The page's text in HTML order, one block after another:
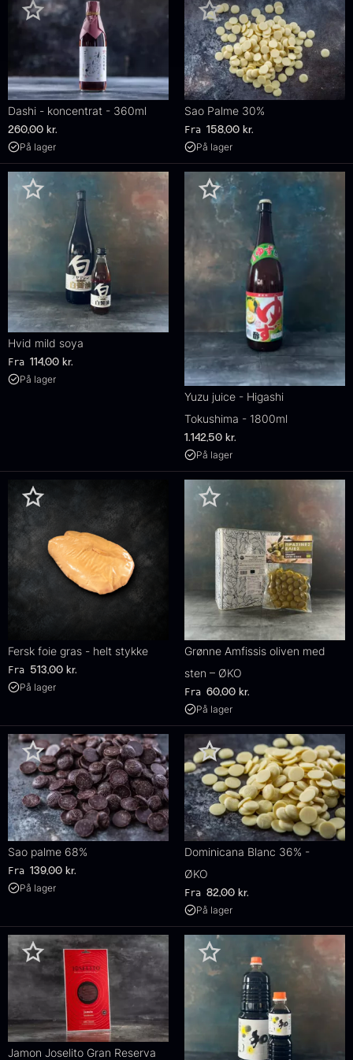
Dashi - koncentrat - 360ml
260,00 kr.
På lager
Sao Palme 30%
Fra 158,00 kr.
På lager
Hvid mild soya
Fra 114,00 kr.
På lager
Yuzu juice - Higashi
Tokushima - 1800ml
1.142,50 kr.
På lager
Fersk foie gras - helt stykke
Fra 513,00 kr.
På lager
Grønne Amfissis oliven med
sten – ØKO
Fra 60,00 kr.
På lager
Sao palme 68%
Fra 139,00 kr.
På lager
Dominicana Blanc 36% -
ØKO
Fra 82,00 kr.
På lager
Jamon Joselito Gran Reserva